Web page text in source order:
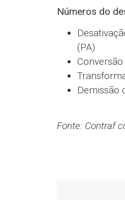
Números do
(PA)
Demissão
Fonte: Contraf